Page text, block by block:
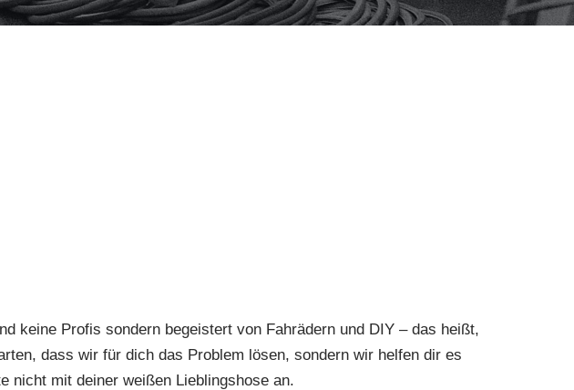
keine Profis sondern begeistert von Fahrädern und DIY – das heißt,
dass wir für dich das Problem lösen, sondern wir helfen dir es
nicht mit deiner weißen Lieblingshose an.